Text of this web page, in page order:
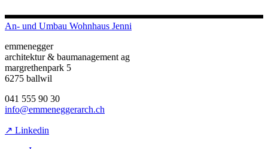
An- und Umbau Wohnhaus Jenni
emmenegger
architektur & baumanagement ag
margrethenpark 5
6275 ballwil
041 555 90 30
info@emmeneggerarch.ch
↗ Linkedin